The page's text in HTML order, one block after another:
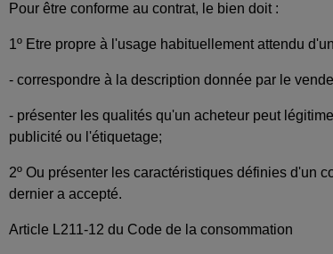
Pour être conforme au contrat, le bien doit :
1º Etre propre à l'usage habituellement attendu
- correspondre à la description donnée par le
- présenter les qualités qu'un acheteur peut
publicité ou l'étiquetage;
2º Ou présenter les caractéristiques définies d'un
dernier a accepté.
Article L211-12 du Code de la consommation